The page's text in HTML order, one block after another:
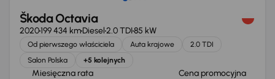
Škoda Octavia
2020199 434 kmDiesel2.0 TDI85 kW
Od pierwszego właściciela Auta krajowe
2.0 TDI
Salon Polska
+5 kolejnych
Miesięczna rata Cena promocyjna